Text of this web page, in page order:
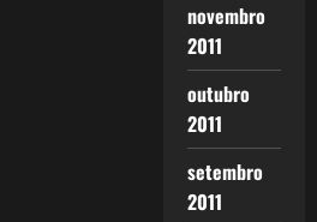
novembro
2011
outubro
2011
setembro
2011